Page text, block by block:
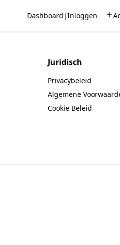
Dashboard |Inloggen
Juridisch
Privacybeleid
Algemene
Cookie Beleid